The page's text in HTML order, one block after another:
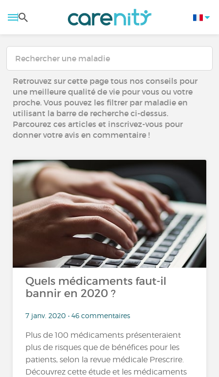
Retrouvez sur cette page tous nos conseils pour
une meilleure qualité de vie pour vous ou votre
proche. Vous pouvez les filtrer par maladie en
utilisant la barre de recherche ci-dessus.
Parcourez ces articles et inscrivez-vous pour
donner votre avis en commentaire !
Quels médicaments faut-il
bannir en 2020 ?
7 janv. 2020 • 46 commentaires
Plus de 100 médicaments présenteraient
plus de risques que de bénéfices pour les
patients, selon la revue médicale Prescrire.
Découvrez cette étude et les médicaments